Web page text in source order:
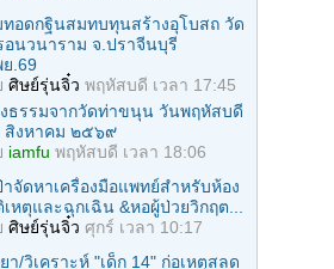
ทอดกฐินสมทบทุนสร้างอุโบสถ วัด
อนวนาราม จ.ปราจีนบุรี
ย.69
ศิษย์รุ่นจิ๋ว พฤหัสบดี เวลา 17:45
งธรรมจากวัดท่าขนุน วันพฤหัสบดี
สิงหาคม ๒๕๖๙
iamfu พฤหัสบดี เวลา 18:06
าจัดหาเครื่องมือแพทย์สำหรับห้อง
เหตุและฉุกเฉิน &หอผู้ป่วยวิกฤต...
ศิษย์รุ่นจิ๋ว ศุกร์ เวลา 10:17
า/วิเคราะห์ "เด็ก 14" ก่อเหตุสลด